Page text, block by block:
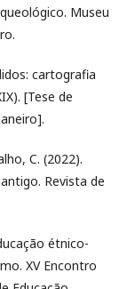
Museu
cartografia
[Tese de
C. (2022).
Revista de
étnico-
XV Encontro